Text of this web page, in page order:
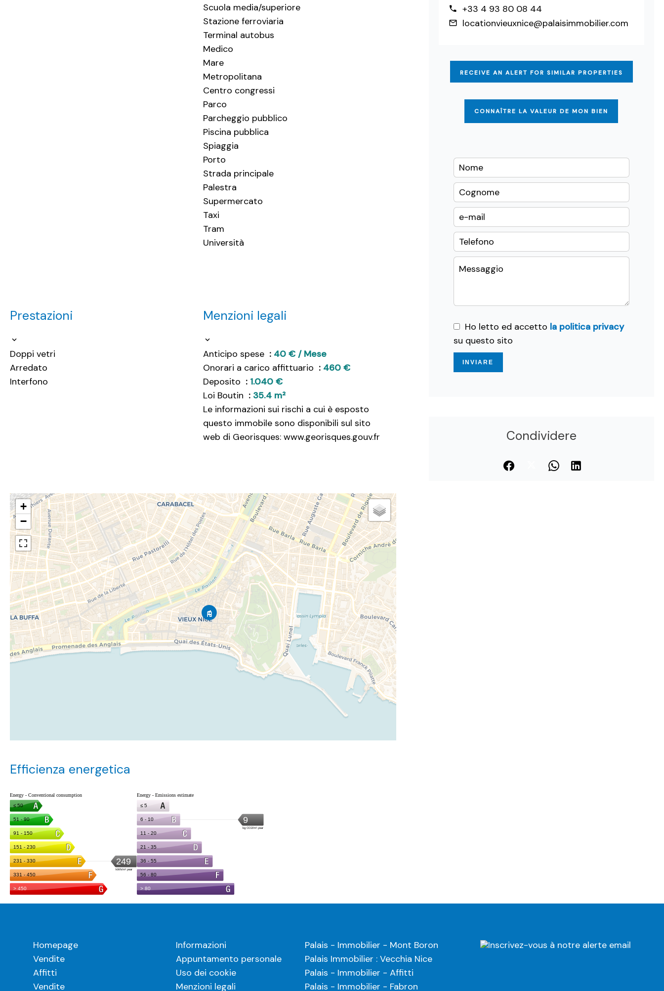
Scuola media/superiore
Stazione ferroviaria
Terminal autobus
Medico
Mare
Metropolitana
Centro congressi
Parco
Parcheggio pubblico
Piscina pubblica
Spiaggia
Porto
Strada principale
Palestra
Supermercato
Taxi
Tram
Università
Prestazioni
Doppi vetri
Arredato
Interfono
Menzioni legali
Anticipo spese
40 € / Mese
Onorari a carico affittuario
460 €
Deposito
1.040 €
Loi Boutin
35.4 m²
Le informazioni sui rischi a cui è esposto
questo immobile sono disponibili sul sito
web di Georisques: www.georisques.gouv.fr
+
−
Efficienza energetica
+33 4 93 80 08 44
locationvieuxnice@palaisimmobilier.com
RECEIVE AN ALERT FOR SIMILAR PROPERTIES
CONNAÎTRE LA VALEUR DE MON BIEN
Ho letto ed accetto la politica privacy
su questo sito
INVIARE
Condividere
Homepage
Vendite
Affitti
Vendite
Informazioni
Appuntamento personale
Uso dei cookie
Menzioni legali
Palais - Immobilier - Mont Boron
Palais Immobilier : Vecchia Nice
Palais - Immobilier - Affitti
Palais - Immobilier - Fabron
Inscrivez-vous à notre alerte email